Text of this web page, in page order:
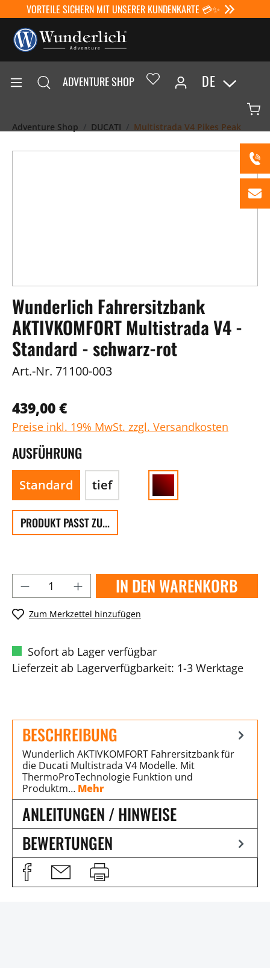
VORTEILE SICHERN MIT UNSERER KUNDENKARTE 💳✨
ADVENTURE SHOP DE
Adventure Shop DUCATI Multistrada V4 Pikes Peak
Wunderlich Fahrersitzbank
AKTIVKOMFORT Multistrada V4 -
Standard - schwarz-rot
Art.-Nr. 71100-003
439,00 €
Preise inkl. 19% MwSt. zzgl. Versandkosten
AUSFÜHRUNG
Standard tief
PRODUKT PASST ZU...
IN DEN WARENKORB
Zum Merkzettel hinzufügen
Sofort ab Lager verfügbar
Lieferzeit ab Lagerverfügbarkeit: 1-3 Werktage
BESCHREIBUNG
Wunderlich AKTIVKOMFORT Fahrersitzbank für
die Ducati Multistrada V4 Modelle. Mit
ThermoProTechnologie Funktion und
Produktm… Mehr
ANLEITUNGEN / HINWEISE
BEWERTUNGEN